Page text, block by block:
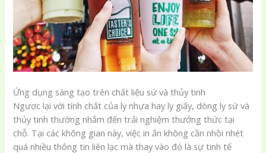
Ứng dụng sáng tạo trên chất liệu sứ và thủy tinh
Ngược lại với tính chất của ly nhựa hay ly giấy, dòng ly sứ và
thủy tinh thường nhắm đến trải nghiệm thưởng thức tại
chỗ. Tại các không gian này, việc in ấn không cần nhồi nhét
quá nhiều thông tin liên lạc mà thay vào đó là sự tinh tế